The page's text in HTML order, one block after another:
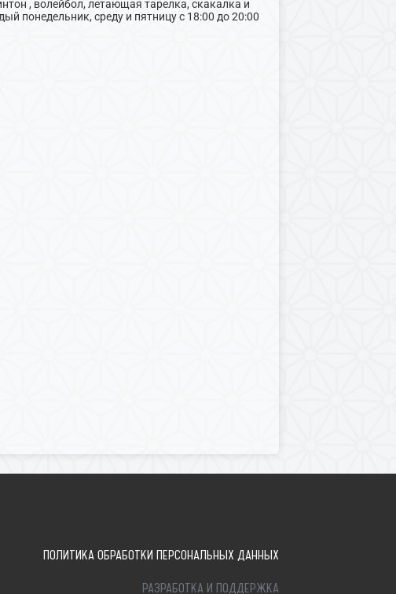
, волейбол, летающая тарелка, скакалка и
понедельник, среду и пятницу с 18:00 до 20:00
ПОЛИТИКА ОБРАБОТКИ ПЕРСОНАЛЬНЫХ ДАННЫХ
РАЗРАБОТКА И ПОДДЕРЖКА